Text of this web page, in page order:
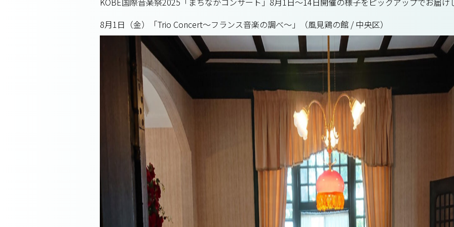
8月1日（金）「Trio Concert～フランス音楽の調べ～」（風見鶏の館 / 中央区）